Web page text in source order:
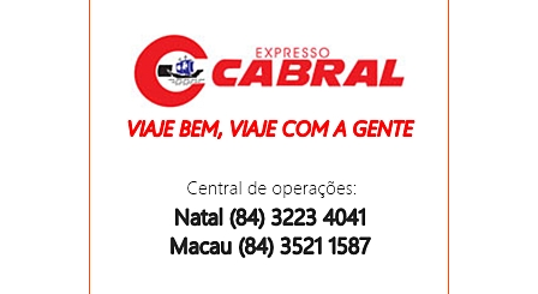
CONFERÊNCIA
SAÚDE
CONQUISTA